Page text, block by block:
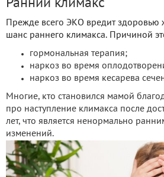
Ранний климакс
Прежде всего ЭКО вредит
шанс раннего климакса. Причиной
гормональная терапия;
наркоз во время
наркоз во время кесарева
Многие, кто становился мамой
про наступление климакса после
лет, что является ненормально
изменений.